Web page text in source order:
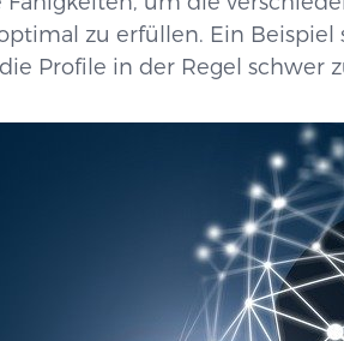
zu erfüllen. Ein Beispiel
Profile in der Regel schwer